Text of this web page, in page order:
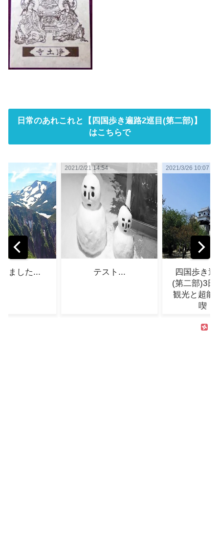
日常のあれこれと【四国歩き遍路2巡目(第二部)】
はこちらで
テスト...
2021/3/26 10:07
四国歩き遍路2巡目
2021/3/9 16:06
3/9 最近